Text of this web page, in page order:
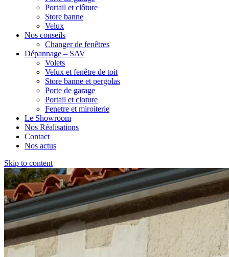
Portail et clôture
Store banne
Velux
Nos conseils
Changer de fenêtres
Dépannage – SAV
Volets
Velux et fenêtre de toit
Store banne et pergolas
Porte de garage
Portail et cloture
Fenetre et miroiterie
Le Showroom
Nos Réalisations
Contact
Nos actus
Skip to content